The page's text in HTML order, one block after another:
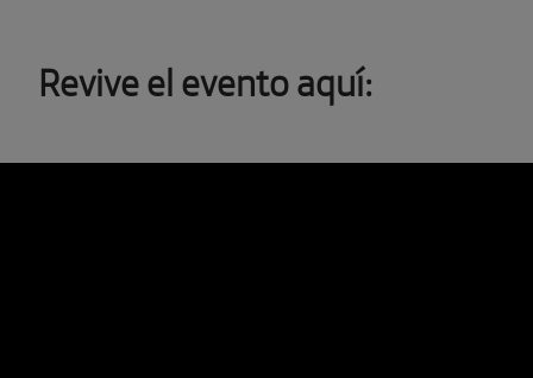
Revive el evento aquí: